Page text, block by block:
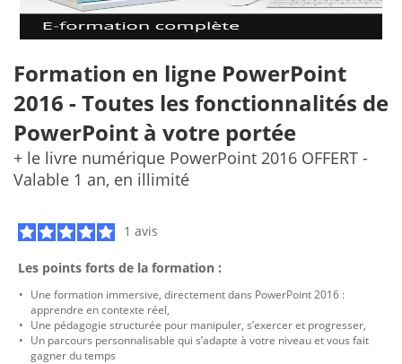
Formation en ligne PowerPoint
2016 - Toutes les fonctionnalités de
PowerPoint à votre portée
+ le livre numérique PowerPoint 2016 OFFERT -
Valable 1 an, en illimité
1 avis
Les points forts de la formation :
Une formation immersive, directement dans PowerPoint 2016 :
apprendre en contexte réel,
Une pédagogie structurée pour manipuler, s’exercer et progresser,
Un parcours personnalisable qui s’adapte à votre niveau et vous fait
gagner du temps